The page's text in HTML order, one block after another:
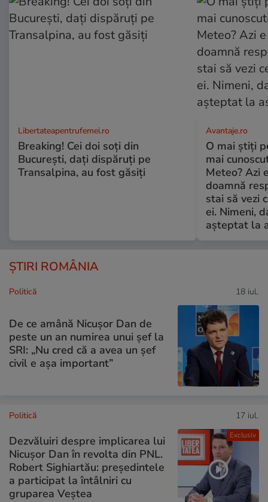
Libertateapentrufemei.ro
Breaking! Cei doi soți din
București, dați dispăruți pe
Transalpina, au fost găsiți
Avantaje.ro
O mai știți
mai
Meteo? Azi
doamnă
stai să vezi
ei. Nimeni,
așteptat la
ȘTIRI ROMÂNIA
Politică 18 iul.
De ce amână Nicușor Dan de
peste un an numirea unui șef la
SRI: „Nu cred că a avea un şef
civil e așa important”
Exclusiv
Politică 17 iul.
Dezvăluiri despre implicarea lui
Nicușor Dan în revolta din PNL.
Robert Sighiartău: președintele
a participat la întâlniri cu
gruparea Veștea